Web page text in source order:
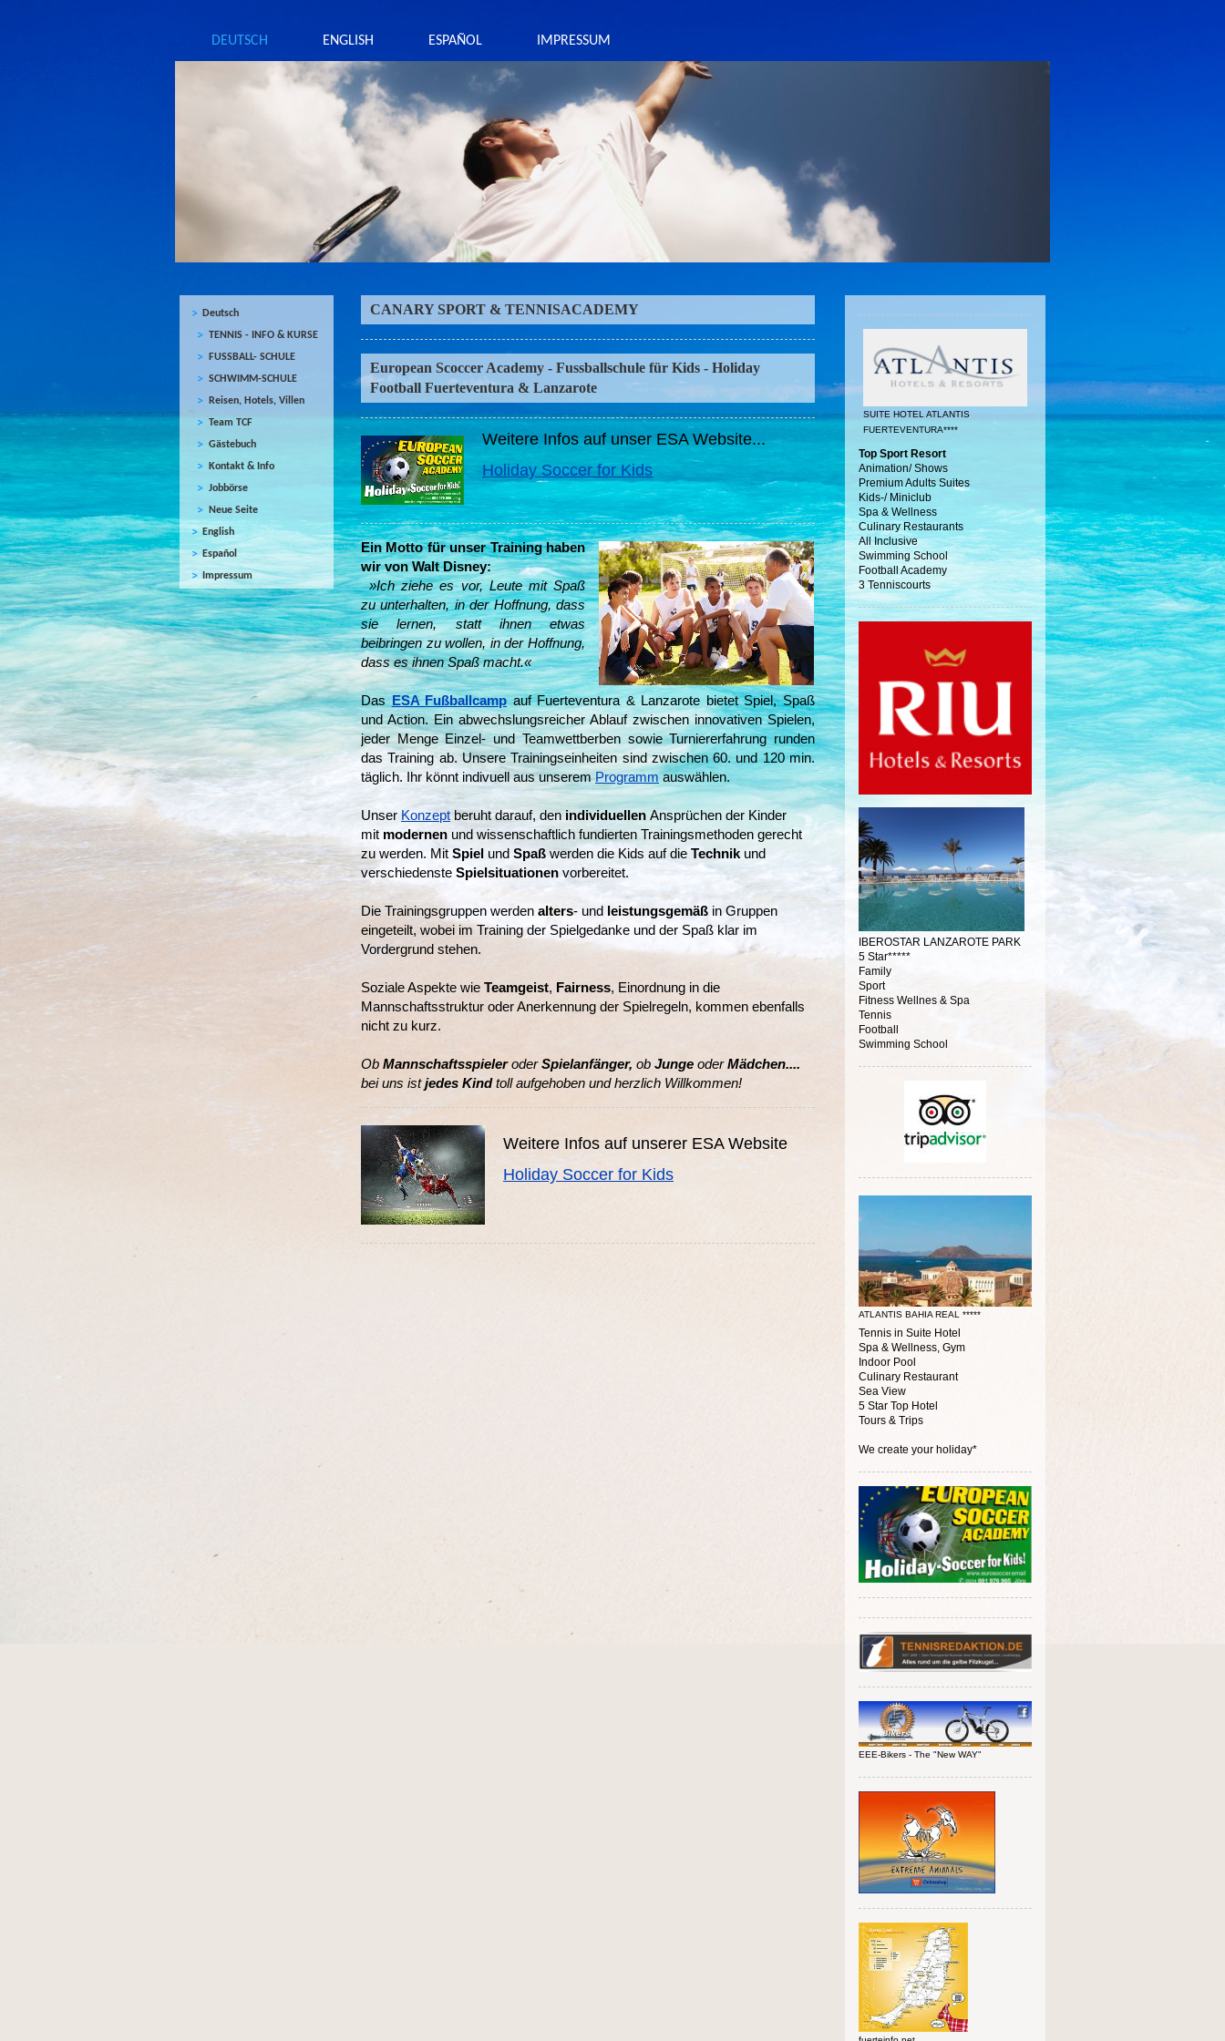
DEUTSCH ENGLISH ESPAÑOL IMPRESSUM
Deutsch
TENNIS - INFO & KURSE
FUSSBALL- SCHULE
SCHWIMM-SCHULE
Reisen, Hotels, Villen
Team TCF
Gästebuch
Kontakt & Info
Jobbörse
Neue Seite
English
Español
Impressum
CANARY SPORT & TENNISACADEMY
European Scoccer Academy - Fussballschule für Kids - Holiday
Football Fuerteventura & Lanzarote
Weitere Infos auf unser ESA Website...
Holiday Soccer for Kids
Ein Motto für unser Training haben
wir von Walt Disney:
»Ich ziehe es vor, Leute mit Spaß
zu unterhalten, in der Hoffnung, dass
sie lernen, statt ihnen etwas
beibringen zu wollen, in der Hoffnung,
dass es ihnen Spaß macht.«
DasESA Fußballcampauf Fuerteventura & Lanzarote bietet Spiel, Spaß
und Action. Ein abwechslungsreicher Ablauf zwischen innovativen Spielen,
jeder Menge Einzel- und Teamwettberben sowie Turniererfahrung runden
das Training ab. Unsere Trainingseinheiten sind zwischen 60. und 120 min.
täglich. Ihr könnt indivuell aus unseremProgrammauswählen.
Unser Konzept beruht darauf, denindividuellen Ansprüchen der Kinder
mit modernen und wissenschaftlich fundierten Trainingsmethoden gerecht
zu werden. Mit Spiel und Spaß werden die Kids auf die Technik und
verschiedenste Spielsituationen vorbereitet.
Die Trainingsgruppen werden alters- und leistungsgemäß in Gruppen
eingeteilt, wobei im Training der Spielgedanke und der Spaß klar im
Vordergrund stehen.
Soziale Aspekte wie Teamgeist, Fairness, Einordnung in die
Mannschaftsstruktur oder Anerkennung der Spielregeln, kommen ebenfalls
nicht zu kurz.
Ob MannschaftsspieleroderSpielanfänger, ob Junge oderMädchen....
bei uns istjedes Kindtoll aufgehoben und herzlich Willkommen!
Weitere Infos auf unserer ESA Website
Holiday Soccer for Kids
SUITE HOTEL ATLANTIS
FUERTEVENTURA****
Top Sport Resort
Animation/ Shows
Premium Adults Suites
Kids-/ Miniclub
Spa & Wellness
Culinary Restaurants
All Inclusive
Swimming School
Football Academy
3 Tenniscourts
IBEROSTAR LANZAROTE PARK
5 Star*****
Family
Sport
Fitness Wellnes & Spa
Tennis
Football
Swimming School
ATLANTIS BAHIA REAL *****
Tennis in Suite Hotel
Spa & Wellness, Gym
Indoor Pool
Culinary Restaurant
Sea View
5 Star Top Hotel
Tours & Trips
We create your holiday*
EEE-Bikers - The "New WAY"